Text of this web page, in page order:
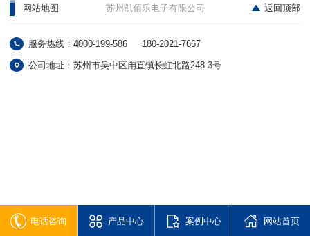
网站地图 苏州凯佰乐电子有限公司 返回顶部
服务热线：4000-199-586 180-2021-7667
公司地址：苏州市吴中区甪直镇长虹北路248-3号
电话咨询 产品中心 案例中心 网站首页